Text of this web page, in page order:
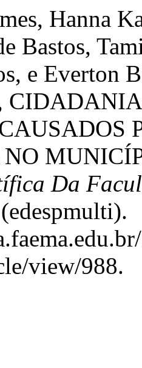
Hanna
Bastos,
e Everton
Da
view/988.